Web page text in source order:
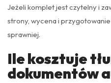
Jeżeli komplet jest czytelny i
strony, wycena i
sprawniej.
Ile kosztuje
dokumentów